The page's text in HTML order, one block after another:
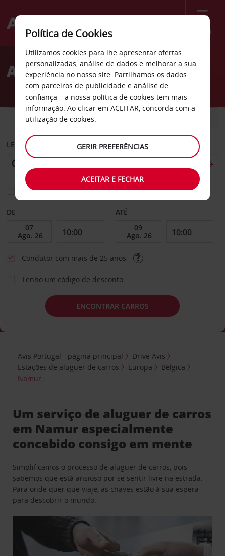
Menu
Welcome
AvisAluguer de carros Namur
CARRO
LEVANTAR EM
Escolher uma estação de devolução diferente
DE ATÉ
Condutor com mais de 25 anos
Tenho um código de desconto
ENCONTRAR CARROS
Avis Portugal - página principal
Drive Avis
Estações de aluguer de carros
Europa
Bélgica
Namur
Um serviço de aluguer de carros
em Namur especialmente
concebido consigo em mente
Simplificamos o processo de aluguer de carros, pois
sabemos que está ansioso por se sentir livre na estrada.
Para onde quer que viaje, as chaves estão à sua espera
para descobrir o mundo.
Política de Cookies
Utilizamos cookies para lhe apresentar ofertas
personalizadas, análise de dados e melhorar a sua
experiência no nosso site. Partilhamos os dados
com parceiros de publicidade e análise de
confiança – a nossa política de cookies tem mais
informação. Ao clicar em ACEITAR, concorda com a
utilização de cookies.
GERIR PREFERÊNCIAS
ACEITAR E FECHAR